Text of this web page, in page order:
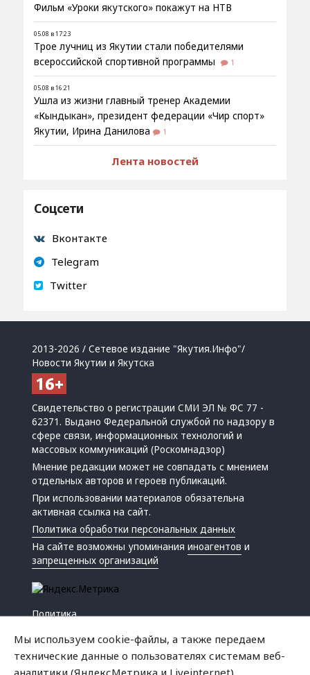
Фильм «Уроки якутского» покажут на НТВ
05.08 в 17:23
Трое лучниц из Якутии стали победителями
всероссийской спортивной программы
1
05.08 в 16:21
Ушла из жизни главный тренер Академии
«Кындыкан», президент федерации «Чир спорт»
Якутии, Ирина Данилова
1
Лента новостей
Соцсети
Вконтакте
Telegram
Twitter
2013-2026 / Сетевое издание "Якутия.Инфо"/
Новости Якутии и Якутска
Свидетельство о регистрации СМИ ЭЛ № ФС 77 -
62371. Выдано Федеральной службой по надзору в
сфере связи, информационных технологий и
массовых коммуникаций (Роскомнадзор)
Мнение редакции может не совпадать с мнением
отдельных авторов и героев публикаций.
При использовании материалов обязательна
активная ссылка на сайт.
Политика обработки персональных данных
На сайте возможны упоминанияиноагентов и
запрещенных организаций
Политика
Мы используем cookie-файлы, а также передаем
технические данные о пользователях системам веб-
аналитики (ЯндексМетрика и Liveinternet).